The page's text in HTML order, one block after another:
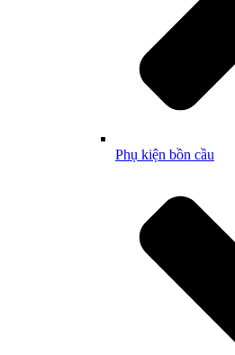
Phụ kiện bồn cầu